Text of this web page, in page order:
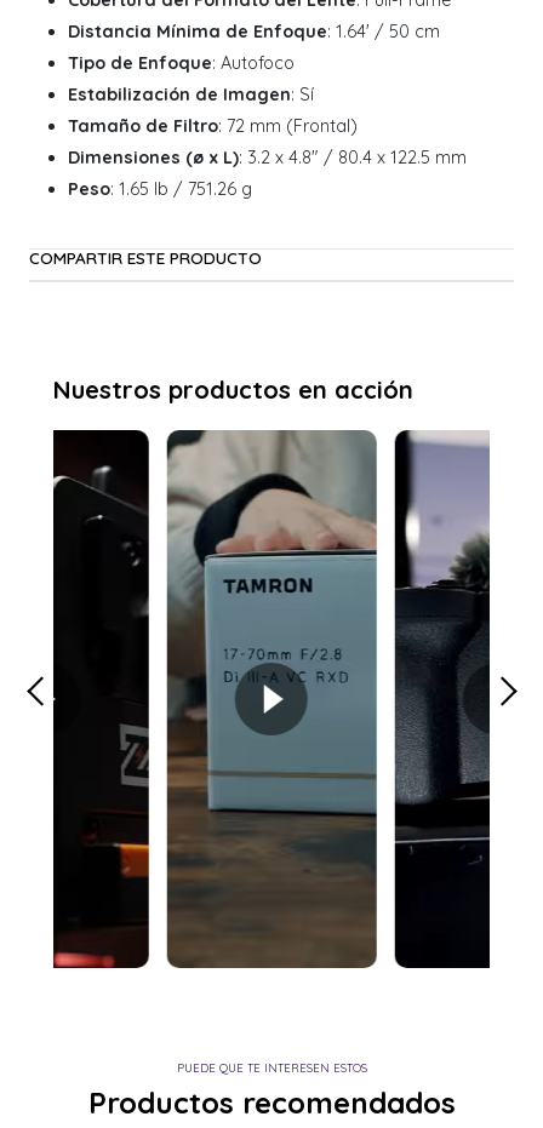
Distancia Mínima de Enfoque: 1.64' / 50 cm
Tipo de Enfoque: Autofoco
Estabilización de Imagen: Sí
Tamaño de Filtro: 72 mm (Frontal)
Dimensiones (ø x L): 3.2 x 4.8" / 80.4 x 122.5 mm
Peso: 1.65 lb / 751.26 g
COMPARTIR ESTE PRODUCTO
PUEDE QUE TE INTERESEN ESTOS
Productos recomendados